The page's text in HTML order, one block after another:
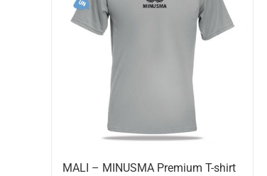
MALI – MINUSMA Premium T-shirt